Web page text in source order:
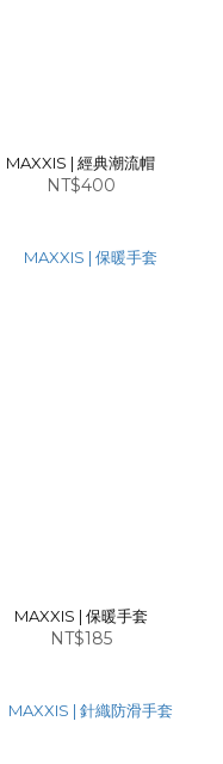
MAXXIS | 經典潮流帽
NT$400
MAXXIS | 保暖手套
NT$185